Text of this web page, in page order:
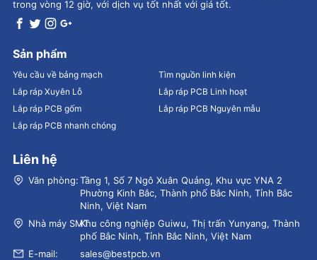
trong vòng 12 giờ, với dịch vụ tốt nhất với giá tốt.
Sản phẩm
Yêu cầu về bảng mạch
Tìm nguồn linh kiện
Lắp ráp Xuyên Lỗ
Lắp ráp PCB Linh hoạt
Lắp ráp PCB gốm
Lắp ráp PCB Nguyên mẫu
Lắp ráp PCB nhanh chóng
Liên hệ
Văn phòng:Tầng 1, Số 7 Ngô Xuân Quảng, Khu vực YNA 2
Phường Kinh Bắc, Thành phố Bắc Ninh, Tỉnh Bắc
Ninh, Việt Nam
Nhà máy SMT：Khu công nghiệp Guiwu, Thị trấn Yunyang, Thành
phố Bắc Ninh, Tỉnh Bắc Ninh, Việt Nam
E-mail:
sales@bestpcb.vn